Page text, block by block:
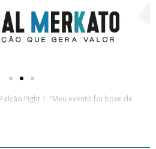
Falcão Fight 1: “Meu evento foi boxe de